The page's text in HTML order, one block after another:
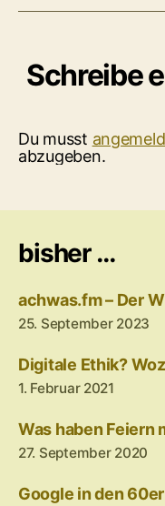
Schreibe
Du musst
abzugeben.
bisher …
achwas.fm – Der
25. September 2023
Digitale Ethik?
1. Februar 2021
Was haben Feiern
27. September 2020
Google in den